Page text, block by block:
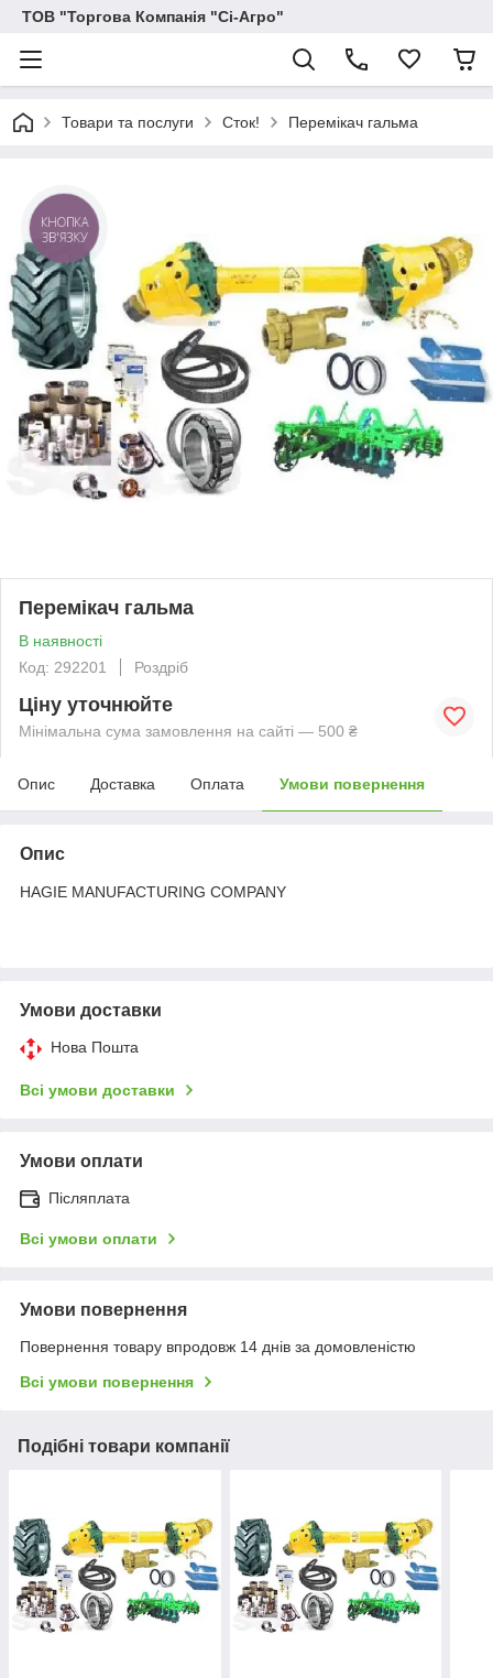
ТОВ "Торгова Компанія "Сі-Агро"
Товари та послуги Сток! Перемікач гальма
Перемікач гальма
В наявності
Код: 292201
Роздріб
Ціну уточнюйте
Мінімальна сума замовлення на сайті — 500 ₴
Опис Доставка Оплата Умови повернення
Опис
HAGIE MANUFACTURING COMPANY
Умови доставки
Нова Пошта
Всі умови доставки
Умови оплати
Післяплата
Всі умови оплати
Умови повернення
Повернення товару впродовж 14 днів за домовленістю
Всі умови повернення
Подібні товари компанії
КНОПКА
ЗВ'ЯЗКУ